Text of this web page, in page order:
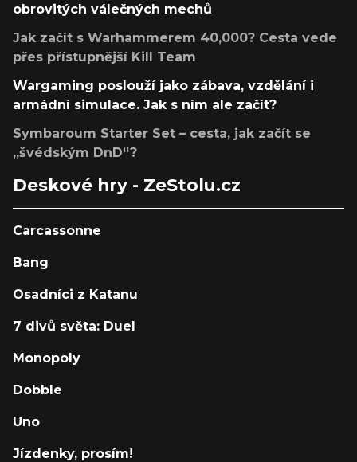
obrovitých válečných mechů
Jak začít s Warhammerem 40,000? Cesta vede
přes přístupnější Kill Team
Wargaming poslouží jako zábava, vzdělání i
armádní simulace. Jak s ním ale začít?
Symbaroum Starter Set – cesta, jak začít se
„švédským DnD“?
Deskové hry - ZeStolu.cz
Carcassonne
Bang
Osadníci z Katanu
7 divů světa: Duel
Monopoly
Dobble
Uno
Jízdenky, prosím!